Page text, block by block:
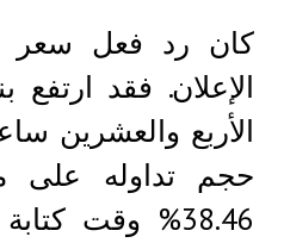
الأربع والعشرين
حجم تداوله على
38.46% وقت